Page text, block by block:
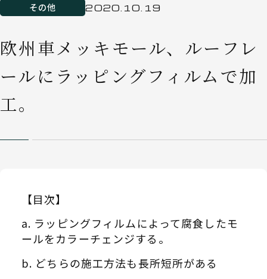
その他 2020.10.19
欧州車メッキモール、ルーフレ
ールにラッピングフィルムで加
工。
【目次】
ラッピングフィルムによって腐食したモ
ールをカラーチェンジする。
どちらの施工方法も長所短所がある